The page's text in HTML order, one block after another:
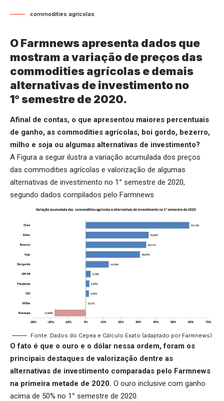
commodities agrícolas
O Farmnews apresenta dados que
mostram a variação de preços das
commodities agrícolas e demais
alternativas de investimento no
1°semestre de 2020.
Afinal de contas, o que apresentou maiores percentuais
de ganho, as commodities agrícolas, boi gordo, bezerro,
milho e soja ou algumas alternativas de investimento?
A Figura a seguir ilustra a variação acumulada dos preços
das commodities agrícolas e valorização de algumas
alternativas de investimento no 1 ° semestre de 2020,
segundo dados compilados pelo Farmnews
Fonte: Dados do Cepea e Cálculo Exato (adaptado por Farmnews)
O fato é que o ouro e o dólar nessa ordem, foram os
principais destaques de valorização dentre as
alternativas de investimento comparadas pelo Farmnews
na primeira metade de 2020. O ouro inclusive com ganho
acima de 50% no 1 ° semestre de 2020.